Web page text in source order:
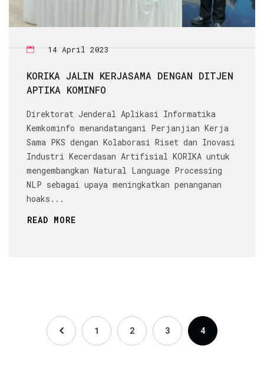
14 April 2023
KORIKA JALIN KERJASAMA DENGAN DITJEN
APTIKA KOMINFO
Direktorat Jenderal Aplikasi Informatika
Kemkominfo menandatangani Perjanjian Kerja
Sama PKS dengan Kolaborasi Riset dan Inovasi
Industri Kecerdasan Artifisial KORIKA untuk
mengembangkan Natural Language Processing
NLP sebagai upaya meningkatkan penanganan
hoaks...
READ MORE
1 2 3 4